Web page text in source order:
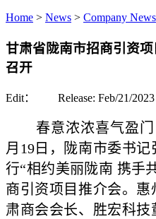
Home > News > Company News
甘肃省陇南市招商引资
召开
Edit： Release: Feb/21/2023
春意浓浓喜气盈
月19日，陇南市委书
行“相约美丽陇南 携手
商引资项目推介会。
肃商会会长、胜宏科技